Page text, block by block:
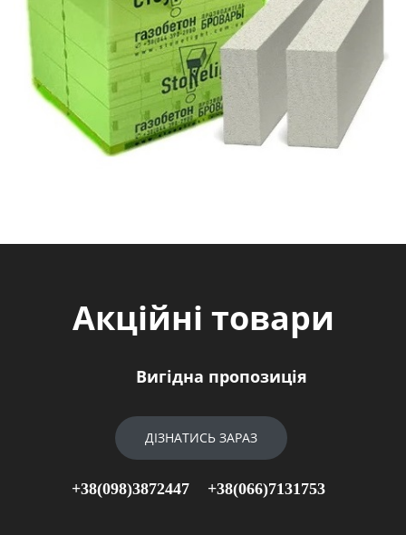
Акційні товари
Вигідна пропозиція
ДІЗНАТИСЬ ЗАРАЗ
+38(098)3872447 +38(066)7131753